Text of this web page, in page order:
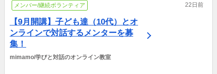
メンバー/継続ボランティア 22日前
【9月開講】子ども達（10代）とオ
ンラインで対話するメンターを募
集！
mimamo/学びと対話のオンライン教室